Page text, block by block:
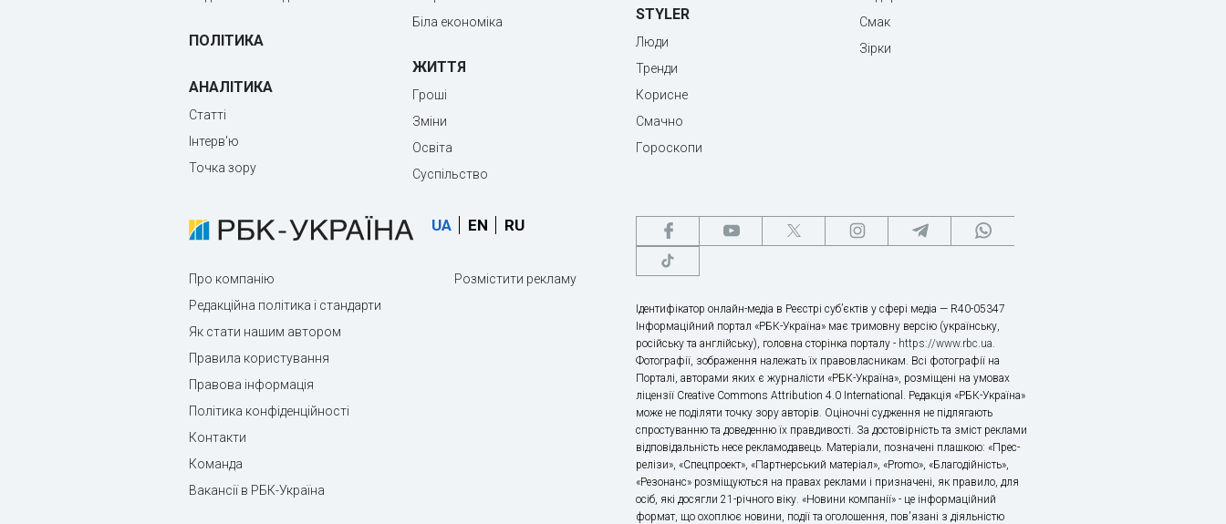
ПОЛІТИКА
АНАЛІТИКА
Статті
Інтерв'ю
Точка зору
Біла економіка
ЖИТТЯ
Гроші
Зміни
Освіта
Суспільство
STYLER
Люди
Тренди
Корисне
Смачно
Гороскопи
Смак
Зірки
UA EN RU
Про компанію
Редакційна політика і стандарти
Як стати нашим автором
Правила користування
Правова інформація
Політика конфіденційності
Контакти
Команда
Вакансії в РБК-Україна
Розмістити рекламу
Ідентифікатор онлайн-медіа в Реєстрі суб’єктів у сфері медіа — R40-05347
Інформаційний портал «РБК-Україна» має тримовну версію (українську,
російську та англійську), головна сторінка порталу - https://www.rbc.ua.
Фотографії, зображення належать їх правовласникам. Всі фотографії на
Порталі, авторами яких є журналісти «РБК-Україна», розміщені на умовах
ліцензії Creative Commons Attribution 4.0 International. Редакція «РБК-Україна»
може не поділяти точку зору авторів. Оціночні судження не підлягають
спростуванню та доведенню їх правдивості. За достовірність та зміст реклами
відповідальність несе рекламодавець. Матеріали, позначені плашкою: «Прес-
релізи», «Спецпроект», «Партнерський матеріал», «Promo», «Благодійність»,
«Резонанс» розміщуються на правах реклами і призначені, як правило, для
осіб, які досягли 21-річного віку. «Новини компанії» - це інформаційний
формат, що охоплює новини, події та оголошення, пов'язані з діяльністю